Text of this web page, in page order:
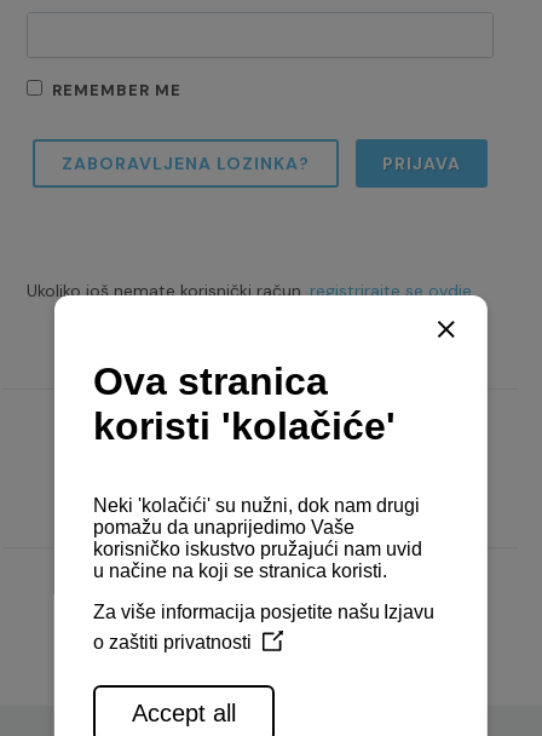
REMEMBER ME
ZABORAVLJENA LOZINKA? PRIJAVA
Ukoliko još nemate korisnički račun,registrirajte se ovdje.